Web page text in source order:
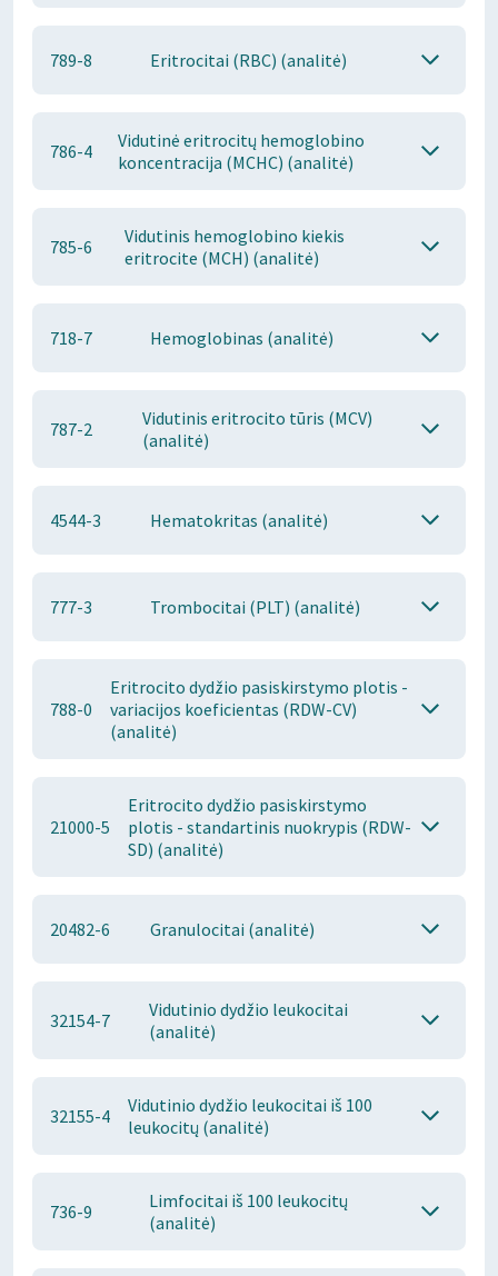
789-8 Eritrocitai (RBC) (analitė)
786-4
Vidutinė eritrocitų hemoglobino
koncentracija (MCHC) (analitė)
785-6
Vidutinis hemoglobino kiekis
eritrocite (MCH) (analitė)
718-7 Hemoglobinas (analitė)
787-2
Vidutinis eritrocito tūris (MCV)
(analitė)
4544-3 Hematokritas (analitė)
777-3 Trombocitai (PLT) (analitė)
788-0
Eritrocito dydžio pasiskirstymo plotis -
variacijos koeficientas (RDW-CV)
(analitė)
21000-5
Eritrocito dydžio pasiskirstymo
plotis - standartinis nuokrypis (RDW-
SD) (analitė)
20482-6 Granulocitai (analitė)
32154-7
Vidutinio dydžio leukocitai
(analitė)
32155-4
Vidutinio dydžio leukocitai iš 100
leukocitų (analitė)
736-9
Limfocitai iš 100 leukocitų
(analitė)